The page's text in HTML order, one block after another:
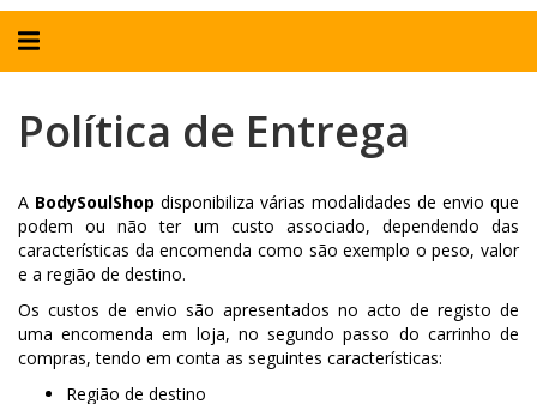
Alternar
Política de Entrega
A BodySoulShop disponibiliza várias modalidades de envio que
podem ou não ter um custo associado, dependendo das
características da encomenda como são exemplo o peso, valor
e a região de destino.
Os custos de envio são apresentados no acto de registo de
uma encomenda em loja, no segundo passo do carrinho de
compras, tendo em conta as seguintes características:
Região de destino